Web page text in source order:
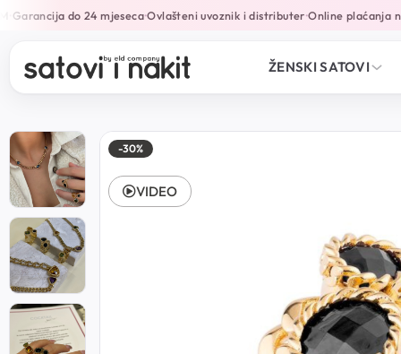
Garancija do 24 mjeseca•Ovlašteni uvoznik i distributer•Online plaćanja na
ŽENSKI SATOVI
-30%
VIDEO